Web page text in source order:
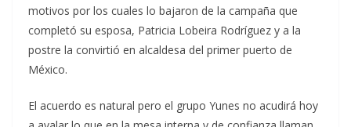
motivos por los cuales lo bajaron de la campaña que
completó su esposa, Patricia Lobeira Rodríguez y a la
postre la convirtió en alcaldesa del primer puerto de
México.
El acuerdo es natural pero el grupo Yunes no acudirá hoy